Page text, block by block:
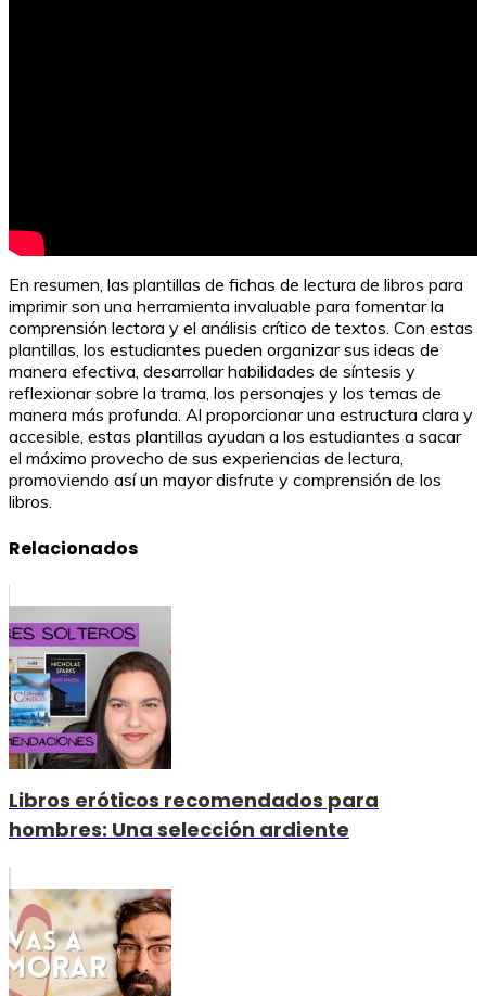
En resumen, las plantillas de fichas de lectura de libros para
imprimir son una herramienta invaluable para fomentar la
comprensión lectora y el análisis crítico de textos. Con estas
plantillas, los estudiantes pueden organizar sus ideas de
manera efectiva, desarrollar habilidades de síntesis y
reflexionar sobre la trama, los personajes y los temas de
manera más profunda. Al proporcionar una estructura clara y
accesible, estas plantillas ayudan a los estudiantes a sacar
el máximo provecho de sus experiencias de lectura,
promoviendo así un mayor disfrute y comprensión de los
libros.
Relacionados
Libros eróticos recomendados para
hombres: Una selección ardiente